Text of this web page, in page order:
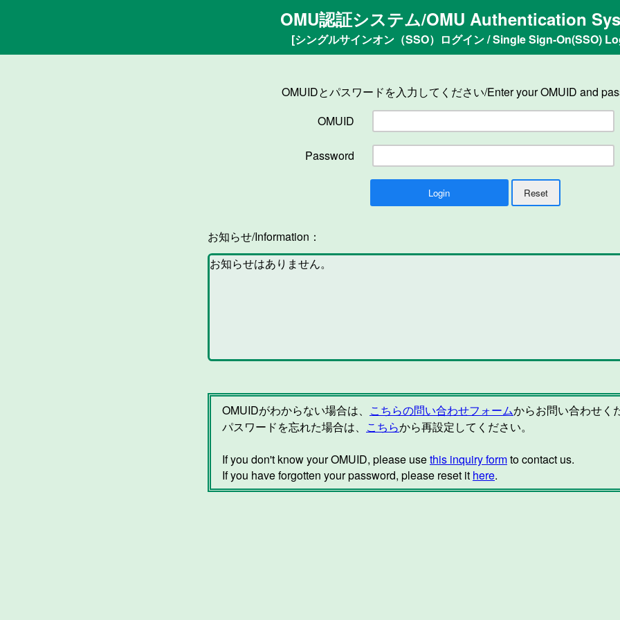
OMU認証システム/OMU Authentication
[シングルサインオン（SSO）ログイン / Single Sign-On(SSO)
OMUIDとパスワードを入力してください/Enter your OMUID and
OMUID
Password
お知らせ/Information：
OMUIDがわからない場合は、 こちらの問い合わせフォームからお問い合わせく
パスワードを忘れた場合は、 こちらから再設定してください。
If you don't know your OMUID, please usethis inquiry formto contact us.
If you have forgotten your password, please reset it here.